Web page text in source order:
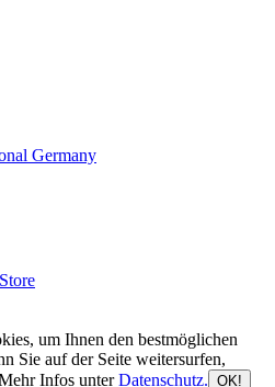
um Ihnen den bestmöglichen
Sie auf der Seite weitersurfen,
Infos unterDatenschutz. OK!